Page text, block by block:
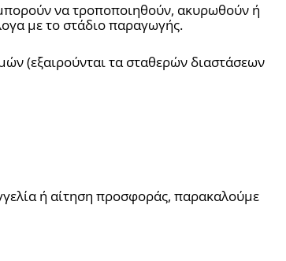
να τροποποιηθούν, ακυρωθούν ή
με το στάδιο παραγωγής.
ή αίτηση προσφοράς, παρακαλούμε